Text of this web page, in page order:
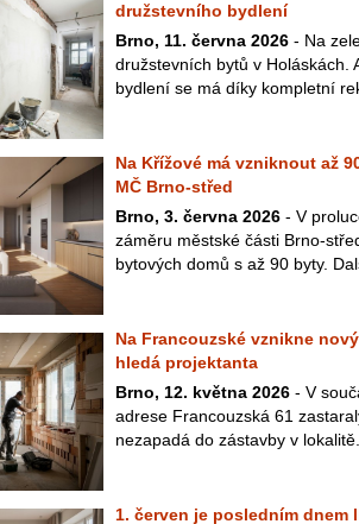
družstevního bydlení
Brno, 11. června 2026 - Na
družstevních bytů v Holáskách.
bydlení se má díky kompletní
Na Křížové má vzniknout až
MČ Brno-střed
Brno, 3. června 2026 - V
záměru městské části Brno-
bytových domů s až 90 byty.
Na Francouzské vznikne
hledá projektanta
Brno, 12. května 2026 - V
adrese Francouzská 61
nezapadá do zástavby v
1. červen je posledním dnem